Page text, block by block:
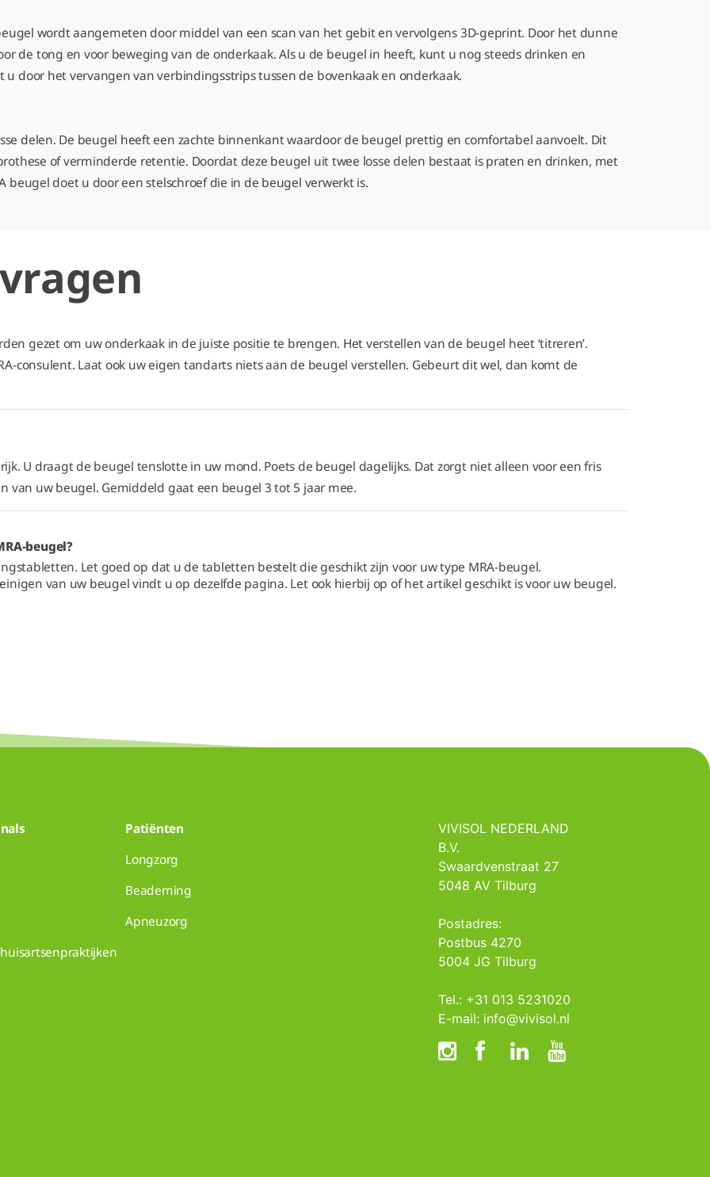
wordt aangemeten door middel van een scan van het gebit en vervolgens 3D-geprint. Door het dunne
de tong en voor beweging van de onderkaak. Als u de beugel in heeft, kunt u nog steeds drinken en
door het vervangen van verbindingsstrips tussen de bovenkaak en onderkaak.
delen. De beugel heeft een zachte binnenkant waardoor de beugel prettig en comfortabel aanvoelt. Dit
of verminderde retentie. Doordat deze beugel uit twee losse delen bestaat is praten en drinken, met
beugel doet u door een stelschroef die in de beugel verwerkt is.
gezet om uw onderkaak in de juiste positie te brengen. Het verstellen van de beugel heet ‘titreren’.
consulent. Laat ook uw eigen tandarts niets aan de beugel verstellen. Gebeurt dit wel, dan komt de
U draagt de beugel tenslotte in uw mond. Poets de beugel dagelijks. Dat zorgt niet alleen voor een fris
van uw beugel. Gemiddeld gaat een beugel 3 tot 5 jaar mee.
beugel?
Let goed op dat u de tabletten bestelt die geschikt zijn voor uw type MRA-beugel.
van uw beugel vindt u op dezelfde pagina. Let ook hierbij op of het artikel geschikt is voor uw beugel.
Patiënten
Longzorg
Beademing
Apneuzorg
VIVISOL NEDERLAND
B.V.
Swaardvenstraat 27
5048 AV Tilburg
Postadres:
Postbus 4270
5004 JG Tilburg
Tel.: +31 013 5231020
E-mail: info@vivisol.nl